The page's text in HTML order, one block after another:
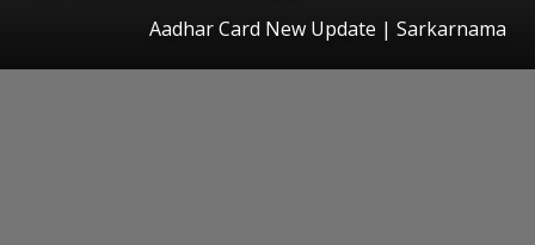
Aadhar Card New Update | Sarkarnama